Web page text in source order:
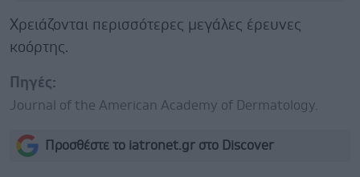
Χρειάζονται περισσότερες μεγάλες έρευνες
κοόρτης.
Πηγές:
Journal of the American Academy of Dermatology.
Προσθέστε το iatronet.gr στο Discover